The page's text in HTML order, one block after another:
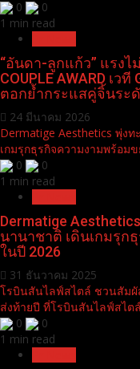
0
0
1 min read
“อันดา-ลูกแก้ว” แรงไ
COUPLE AWARD เวที
ตอกย้ำกระแสคู่จิ้นระ
24 มีนาคม 2026
Dermatige Aesthetics พุ่ง
เกมรุกธุรกิจความงามพร้อม
0
0
1 min read
Dermatige
นานาชาติ เดินเกมรุก
ในปี 2026
31 ธันวาคม 2025
โรบินสันไลฟ์สไตล์ ชวนสัมผั
ส่งท้ายปี ที่โรบินสันไลฟ์สไต
0
0
1 min read